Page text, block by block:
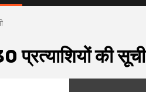
प्रत्याशियों की सूची